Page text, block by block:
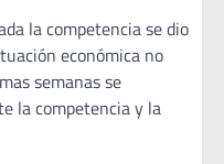
la competencia se dio
económica no
semanas se
la competencia y la